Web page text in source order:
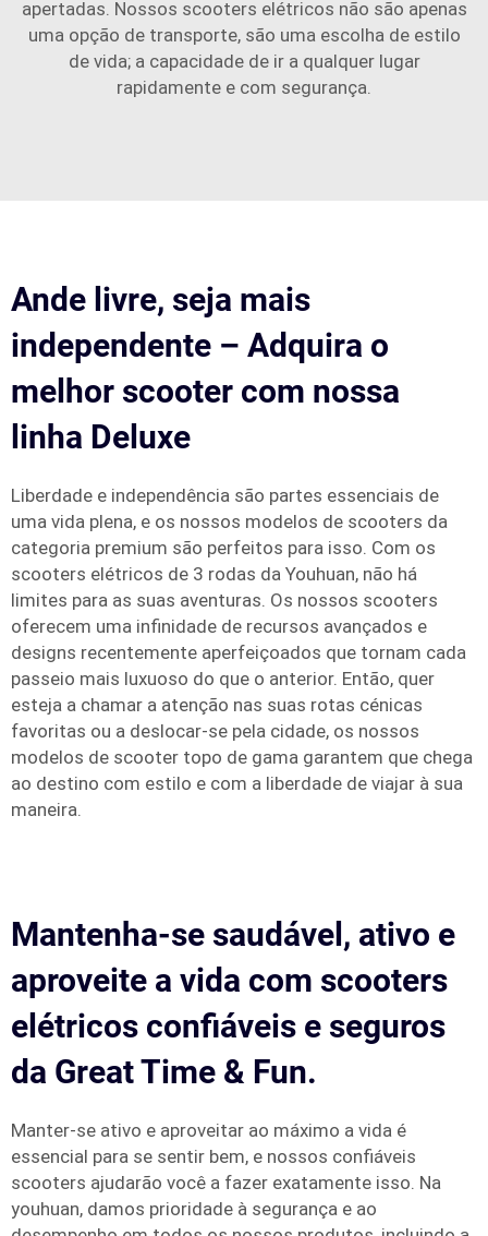
apertadas. Nossos scooters elétricos não são apenas
uma opção de transporte, são uma escolha de estilo
de vida; a capacidade de ir a qualquer lugar
rapidamente e com segurança.
Ande livre, seja mais
independente – Adquira o
melhor scooter com nossa
linha Deluxe
Liberdade e independência são partes essenciais de
uma vida plena, e os nossos modelos de scooters da
categoria premium são perfeitos para isso. Com os
scooters elétricos de 3 rodas da Youhuan, não há
limites para as suas aventuras. Os nossos scooters
oferecem uma infinidade de recursos avançados e
designs recentemente aperfeiçoados que tornam cada
passeio mais luxuoso do que o anterior. Então, quer
esteja a chamar a atenção nas suas rotas cénicas
favoritas ou a deslocar-se pela cidade, os nossos
modelos de scooter topo de gama garantem que chega
ao destino com estilo e com a liberdade de viajar à sua
maneira.
Mantenha-se saudável, ativo e
aproveite a vida com scooters
elétricos confiáveis e seguros
da Great Time & Fun.
Manter-se ativo e aproveitar ao máximo a vida é
essencial para se sentir bem, e nossos confiáveis
scooters ajudarão você a fazer exatamente isso. Na
youhuan, damos prioridade à segurança e ao